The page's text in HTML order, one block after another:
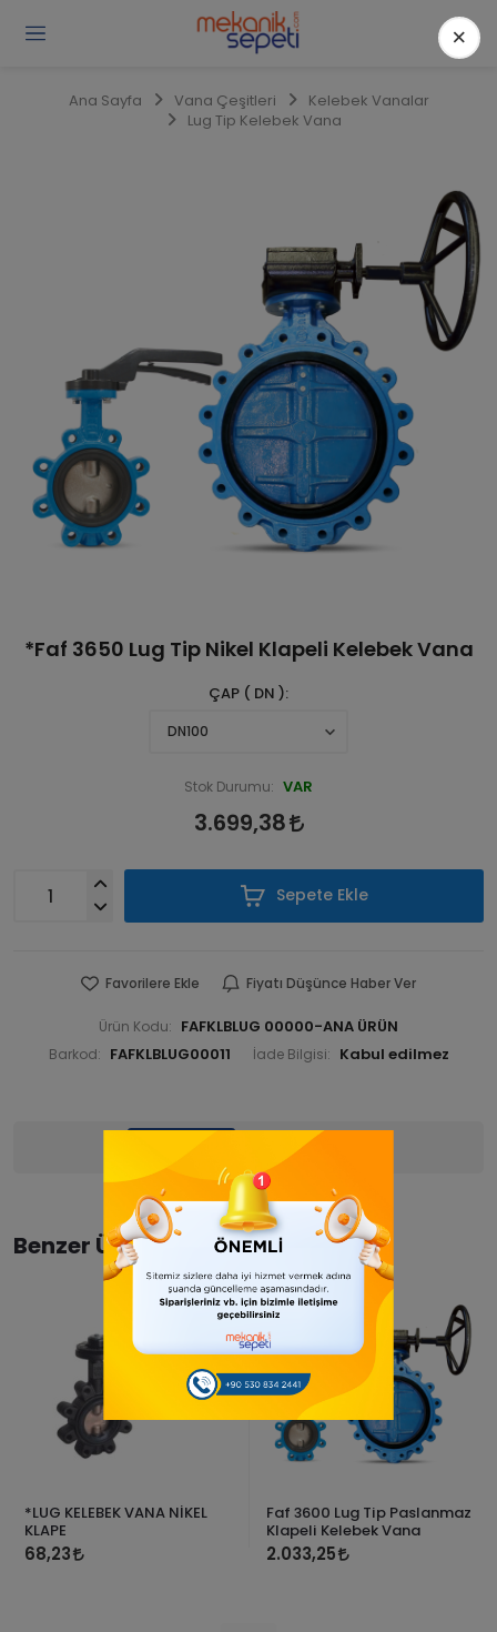
Ana Sayfa Vana Çeşitleri
Kelebek Vanalar
Lug Tip Kelebek Vana
*Faf 3650 Lug Tip Nikel Klapeli Kelebek Vana
ÇAP ( DN )
Stok Durumu: VAR
3.699,38
Sepete Ekle
Favorilere Ekle Fiyatı Düşünce Haber Ver
Ürün Kodu: FAFKLBLUG 00000-ANA ÜRÜN
Barkod: FAFKLBLUG00011 İade Bilgisi:
Yorumlar
Benzer Ürünler
*LUG KELEBEK VANA NİKEL
KLAPE
68,23
Faf 3600 Lug Tip Paslanmaz
Klapeli Kelebek Vana
2.033,25
×